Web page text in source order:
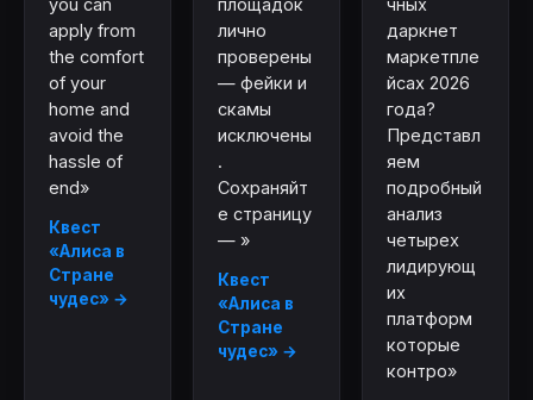
you can
apply from
the comfort
of your
home and
avoid the
hassle of
end»
Квест
«Алиса в
Стране
чудес» →
площадок
лично
проверены
— фейки и
скамы
исключены
.
Сохраняйт
е страницу
— »
Квест
«Алиса в
Стране
чудес» →
чных
даркнет
маркетпле
йсах 2026
года?
Представл
яем
подробный
анализ
четырех
лидирующ
их
платформ
которые
контро»